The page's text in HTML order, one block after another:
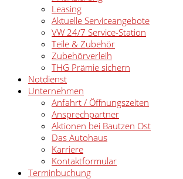
Leasing
Aktuelle Serviceangebote
VW 24/7 Service-Station
Teile & Zubehör
Zubehörverleih
THG Prämie sichern
Notdienst
Unternehmen
Anfahrt / Öffnungszeiten
Ansprechpartner
Aktionen bei Bautzen Ost
Das Autohaus
Karriere
Kontaktformular
Terminbuchung